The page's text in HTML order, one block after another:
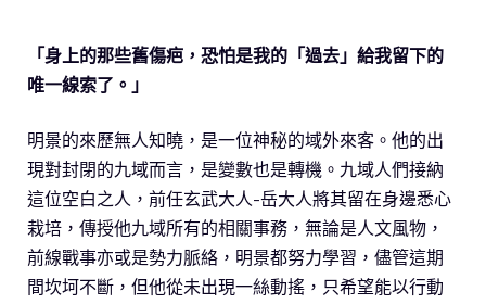
「身上的那些舊傷疤，恐怕是我的「過去」給我留下的
唯一線索了。」
明景的來歷無人知曉，是一位神秘的域外來客。他的出
現對封閉的九域而言，是變數也是轉機。九域人們接納
這位空白之人，前任玄武大人-岳大人將其留在身邊悉心
栽培，傳授他九域所有的相關事務，無論是人文風物，
前線戰事亦或是勢力脈絡，明景都努力學習，儘管這期
間坎坷不斷，但他從未出現一絲動搖，只希望能以行動